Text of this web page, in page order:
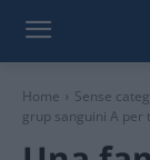
Home Sense
grup sanguini A per